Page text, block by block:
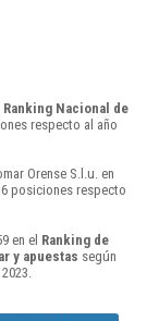
Ranking Nacional de
respecto al año
Orense S.l.u. en
posiciones respecto
en el Ranking de
y apuestas según